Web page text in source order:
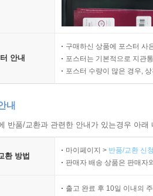
안내
구매하신 상품에 포스터 사
포스터는 기본적으로 지관
포스터 수량이 많은 경우,
내
반품/교환과 관련한 안내가 있는경우 아
환 방법
마이페이지 > 반품/교환 신
판매자 배송 상품은 판매자
출고 완료 후 10일 이내의